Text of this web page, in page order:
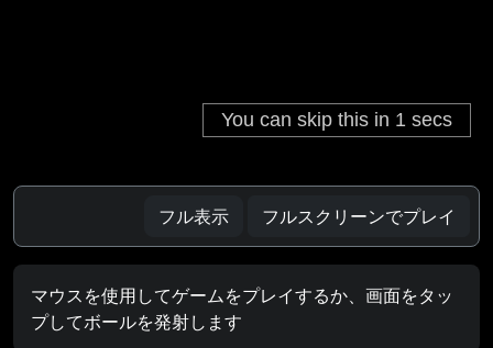
フル表示 フルスクリーンでプレイ
マウスを使用してゲームをプレイするか、画面をタッ
プしてボールを発射します